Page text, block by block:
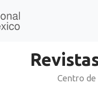
Centro de